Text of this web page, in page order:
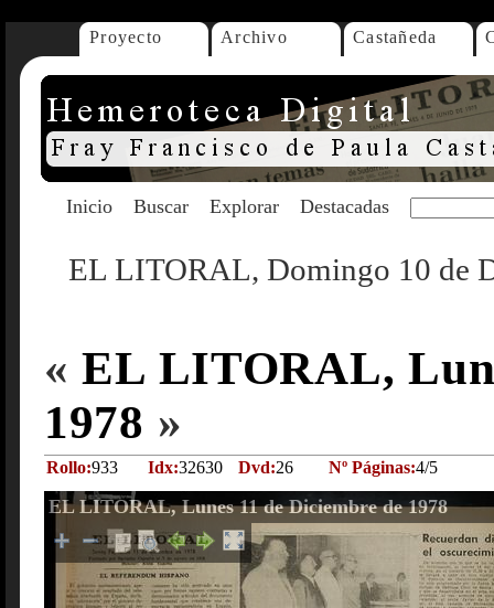
Proyecto Archivo Castañeda
Inicio Buscar Explorar Destacadas
EL LITORAL, Domingo 10 de
« EL LITORAL,
1978 »
Rollo:933 Idx:32630 Dvd:26 Nº Páginas:4/5
EL LITORAL, Lunes 11 de Diciembre de 1978